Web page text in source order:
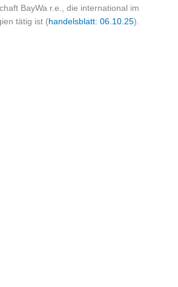
BayWa r.e., die international im
tätig ist (handelsblatt: 06.10.25).